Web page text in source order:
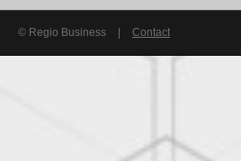
© Regio Business Contact